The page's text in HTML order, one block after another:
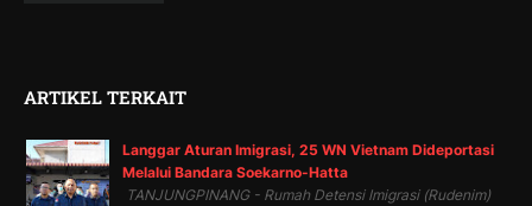
ARTIKEL TERKAIT
Langgar Aturan Imigrasi, 25 WN Vietnam Dideportasi
Melalui Bandara Soekarno-Hatta
TANJUNGPINANG - Rumah Detensi Imigrasi (Rudenim)